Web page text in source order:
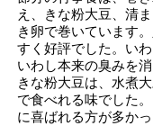
え、きな粉大豆、清
き卵で巻いています
すく好評でした。い
いわし本来の臭みを
きな粉大豆は、水煮
で食べれる味でした
に喜ばれる方が多かっ